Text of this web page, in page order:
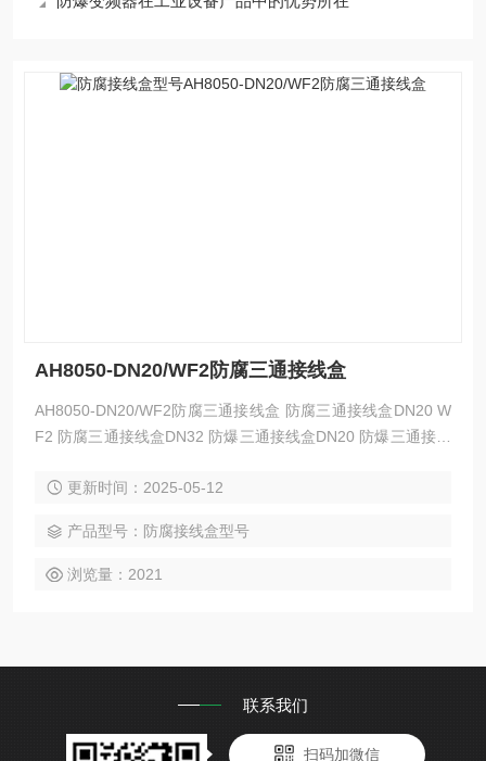
AH8050-DN20/WF2防腐三通接线盒
AH8050-DN20/WF2防腐三通接线盒 防腐三通接线盒DN20 W
F2 防腐三通接线盒DN32 防爆三通接线盒DN20 防爆三通接线
防户内外强度腐蚀。防爆标志ExeIIT6/DIP A20 Ta,T6。
更新时间：2025-05-12
产品型号：防腐接线盒型号
浏览量：2021
联系我们
扫码加微信